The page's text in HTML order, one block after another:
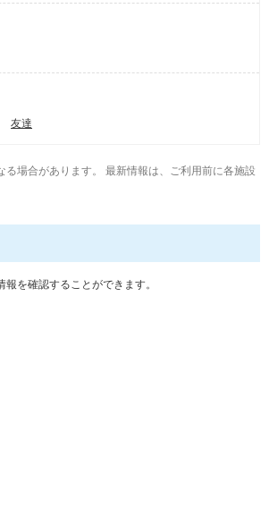
友達
場合があります。 最新情報は、ご利用前に各施設
を確認することができます。